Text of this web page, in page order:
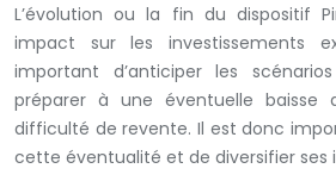
L’évolution ou la fin du dispositif
impact sur les investissements
important d’anticiper les
préparer à une éventuelle baisse
difficulté de revente. Il est donc
cette éventualité et de diversifier ses